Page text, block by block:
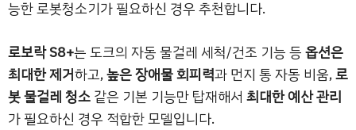
능한 로봇청소기가 필요하신 경우 추천합니다.
로보락 S8+는 도크의 자동 물걸레 세척/건조 기능 등옵션은
최대한 제거하고,높은 장애물 회피력과 먼지 통 자동 비움,로
봇 물걸레 청소같은 기본 기능만 탑재해서 최대한 예산 관리
가 필요하신 경우 적합한 모델입니다.